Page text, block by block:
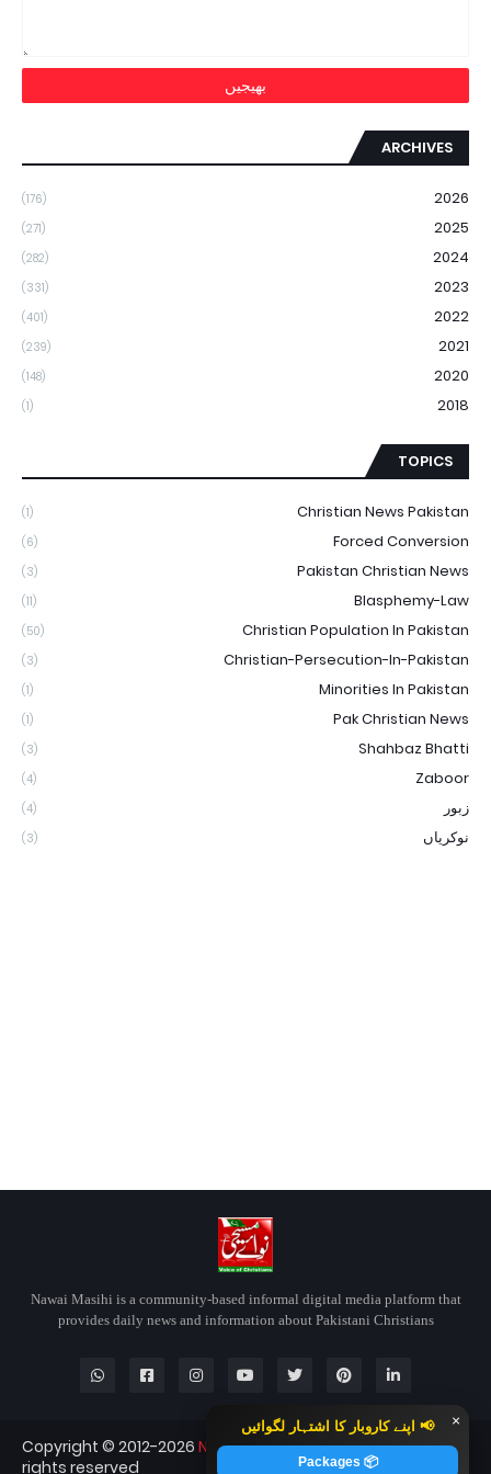
× 📢 اپنے کاروبار کا اشتہار لگوائیں
📦 Packages
ARCHIVES
2026
(176)
2025
(271)
2024
(282)
2023
(331)
2022
(401)
2021
(239)
2020
(148)
2018
(1)
TOPICS
Christian News Pakistan
(1)
Forced Conversion
(6)
Pakistan Christian News
(3)
Blasphemy-Law
(11)
Christian Population In Pakistan
(50)
Christian-Persecution-In-Pakistan
(3)
Minorities In Pakistan
(1)
Pak Christian News
(1)
Shahbaz Bhatti
(3)
Zaboor
(4)
زبور (4)
نوکریاں (3)
Nawai Masihi is a community-based informal digital media platform that
provides daily news and information about Pakistani Christians
Copyright © 2012-2026 Nawai MasihiNawai Masihi — All
rights reserved